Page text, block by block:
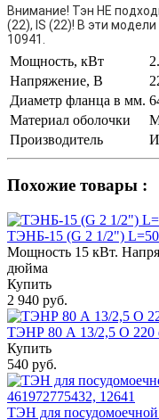
Внимание! Тэн НЕ
(22), IS (22)! В эти
10941.
Мощность, кВт
Напряжение, В
Диаметр фланца в мм.
Материал оболочки
Производитель
Похожие товары :
ТЭНБ-15 (G 2 1/2")
Мощность 15 кВт.
дюйма
Купить
2 940 руб.
ТЭНР 80 А 13/2,5 О 220
Купить
540 руб.
ТЭН для